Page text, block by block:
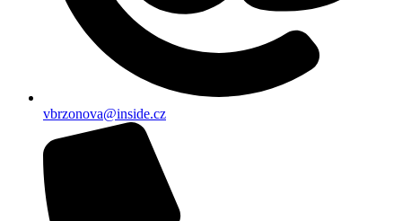
vbrzonova@inside.cz